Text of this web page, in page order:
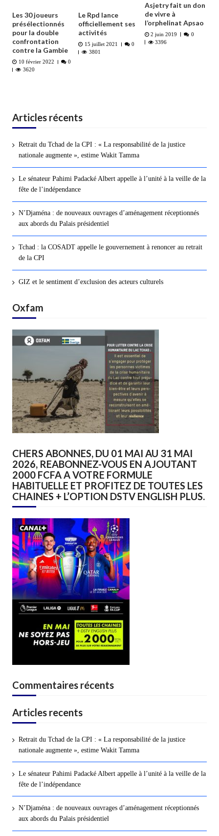
Les 30 joueurs
présélectionnés
pour la double
confrontation
contre la Gambie
10 février 2022
0
3620
Le Rpd lance
officiellement ses
activités
15 juillet 2021
0
3801
Asjetry fait un don
de vivre à
l’orphelinat Apsao
2 juin 2019
0
3396
Articles récents
Retrait du Tchad de la CPI : « La responsabilité de la justice
nationale augmente », estime Wakit Tamma
Le sénateur Pahimi Padacké Albert appelle à l’unité à la veille de la
fête de l’indépendance
N’Djaména : de nouveaux ouvrages d’aménagement réceptionnés
aux abords du Palais présidentiel
Tchad : la COSADT appelle le gouvernement à renoncer au retrait
de la CPI
GIZ et le sentiment d’exclusion des acteurs culturels
Oxfam
CHERS ABONNES, DU 01 MAI AU 31 MAI
2026, REABONNEZ-VOUS EN AJOUTANT
2000 FCFA A VOTRE FORMULE
HABITUELLE ET PROFITEZ DE TOUTES LES
CHAINES + L’OPTION DSTV ENGLISH PLUS.
Commentaires récents
Articles recents
Retrait du Tchad de la CPI : « La responsabilité de la justice
nationale augmente », estime Wakit Tamma
Le sénateur Pahimi Padacké Albert appelle à l’unité à la veille de la
fête de l’indépendance
N’Djaména : de nouveaux ouvrages d’aménagement réceptionnés
aux abords du Palais présidentiel